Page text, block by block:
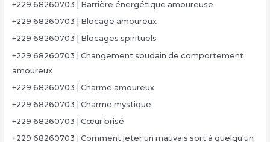
+229 68260703 | Barrière énergétique amoureuse
+229 68260703 | Blocage amoureux
+229 68260703 | Blocages spirituels
+229 68260703 | Changement soudain de comportement
amoureux
+229 68260703 | Charme amoureux
+229 68260703 | Charme mystique
+229 68260703 | Cœur brisé
+229 68260703 | Comment jeter un mauvais sort à quelqu'un